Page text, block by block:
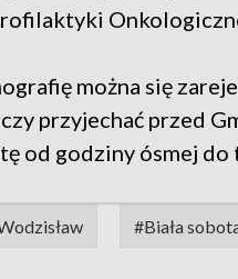
można się
przyjechać przed
od godziny ósmej do
#Biała